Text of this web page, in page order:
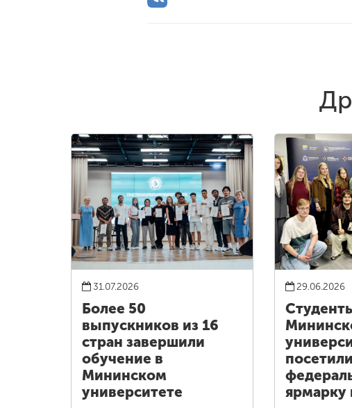
31.07.2026
Более 50
выпускников из 16
стран завершили
обучение в
Мининском
университете
29.06.2026
посетили
ярмарку